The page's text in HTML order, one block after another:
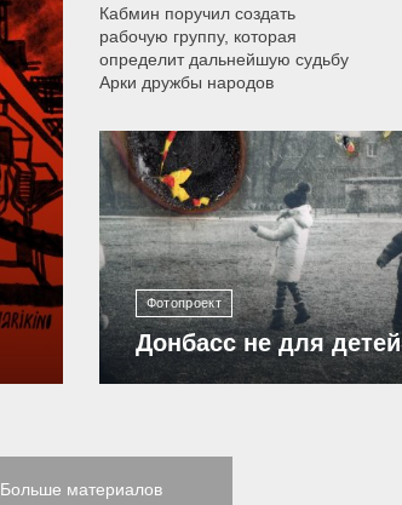
Кабмин поручил создать
рабочую группу, которая
определит дальнейшую судьбу
Арки дружбы народов
Фотопроект
Донбасс не для детей
12 303
Больше материалов